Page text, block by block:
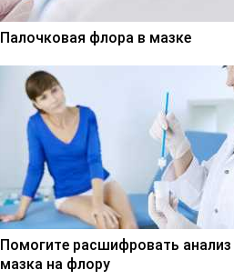
Палочковая флора в мазке
Помогите расшифровать анализ
мазка на флору